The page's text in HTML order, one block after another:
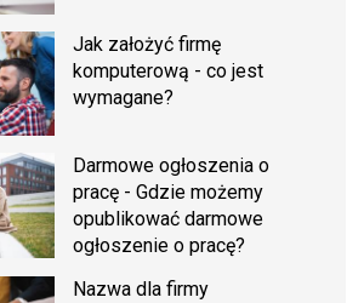
Jak założyć firmę
komputerową - co jest
wymagane?
Darmowe ogłoszenia o
pracę - Gdzie możemy
opublikować darmowe
ogłoszenie o pracę?
Nazwa dla firmy